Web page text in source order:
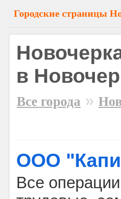
Городские страницы
в
Все города »
ООО
Все